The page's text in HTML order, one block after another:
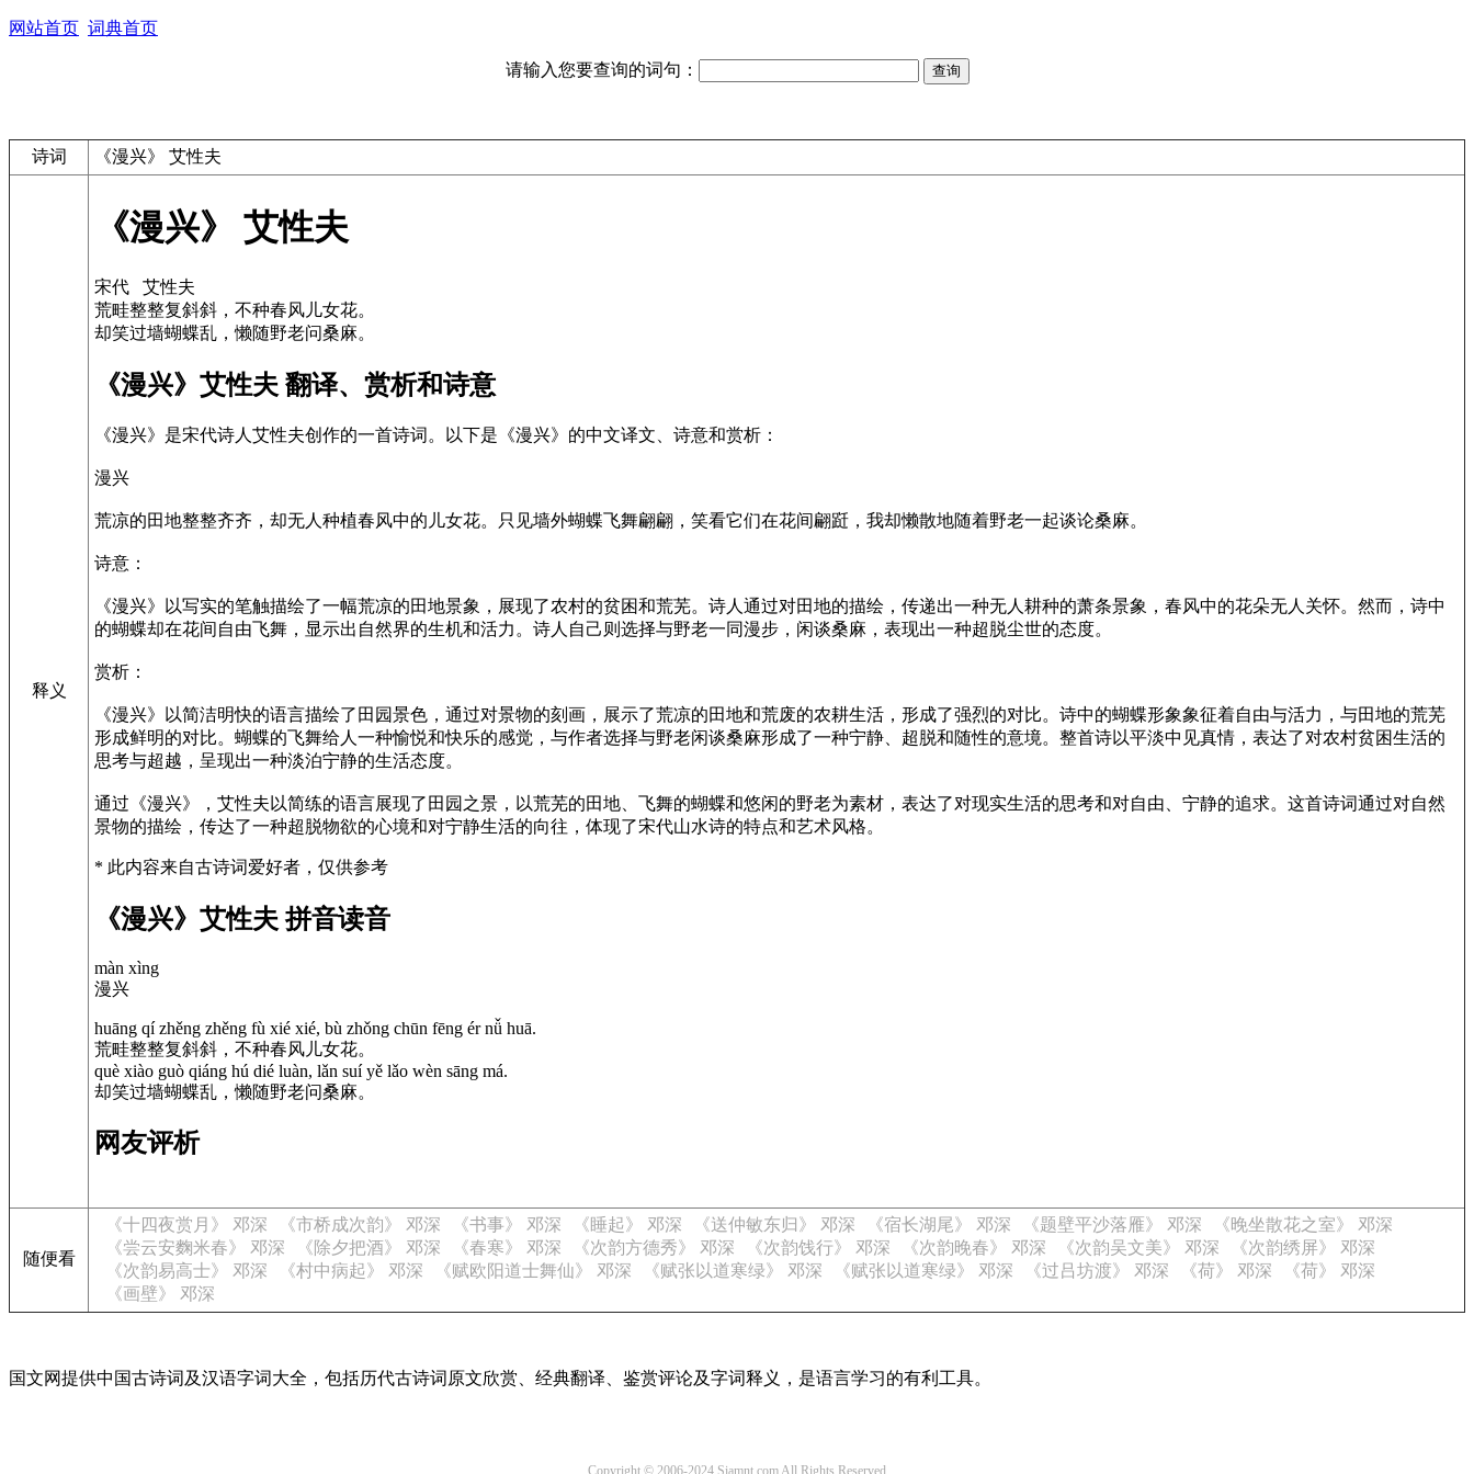
网站首页 词典首页
请输入您要查询的词句：
诗词 《漫兴》 艾性夫
释义
《漫兴》 艾性夫
宋代 艾性夫
荒畦整整复斜斜，不种春风儿女花。
却笑过墙蝴蝶乱，懒随野老问桑麻。
《漫兴》艾性夫 翻译、赏析和诗意
《漫兴》是宋代诗人艾性夫创作的一首诗词。以下是《漫兴》的中文译文、诗意和赏析：
漫兴
荒凉的田地整整齐齐，却无人种植春风中的儿女花。只见墙外蝴蝶飞舞翩翩，笑看它们在花间翩跹，我却懒散地随着野老一起谈论桑麻。
诗意：
《漫兴》以写实的笔触描绘了一幅荒凉的田地景象，展现了农村的贫困和荒芜。诗人通过对田地的描绘，传递出一种无人耕种的萧条景象，春风中的花朵无人关怀。然而，诗中
的蝴蝶却在花间自由飞舞，显示出自然界的生机和活力。诗人自己则选择与野老一同漫步，闲谈桑麻，表现出一种超脱尘世的态度。
赏析：
《漫兴》以简洁明快的语言描绘了田园景色，通过对景物的刻画，展示了荒凉的田地和荒废的农耕生活，形成了强烈的对比。诗中的蝴蝶形象象征着自由与活力，与田地的荒芜
形成鲜明的对比。蝴蝶的飞舞给人一种愉悦和快乐的感觉，与作者选择与野老闲谈桑麻形成了一种宁静、超脱和随性的意境。整首诗以平淡中见真情，表达了对农村贫困生活的
思考与超越，呈现出一种淡泊宁静的生活态度。
通过《漫兴》，艾性夫以简练的语言展现了田园之景，以荒芜的田地、飞舞的蝴蝶和悠闲的野老为素材，表达了对现实生活的思考和对自由、宁静的追求。这首诗词通过对自然
景物的描绘，传达了一种超脱物欲的心境和对宁静生活的向往，体现了宋代山水诗的特点和艺术风格。
* 此内容来自古诗词爱好者，仅供参考
《漫兴》艾性夫 拼音读音
màn xìng
漫兴
huāng qí zhěng zhěng fù xié xié, bù zhǒng chūn fēng ér nǚ huā.
荒畦整整复斜斜，不种春风儿女花。
què xiào guò qiáng hú dié luàn, lǎn suí yě lǎo wèn sāng má.
却笑过墙蝴蝶乱，懒随野老问桑麻。
网友评析
随便看
《十四夜赏月》 邓深 《市桥成次韵》 邓深 《书事》 邓深 《睡起》 邓深 《送仲敏东归》 邓深 《宿长湖尾》 邓深 《题壁平沙落雁》 邓深
《晚坐散花之室》 邓深
《尝云安麴米春》 邓深
《除夕把酒》 邓深 《春寒》 邓深 《次韵方德秀》 邓深 《次韵饯行》 邓深 《次韵晚春》 邓深 《次韵吴文美》 邓深
《次韵绣屏》 邓深
《次韵易高士》 邓深
《村中病起》 邓深 《赋欧阳道士舞仙》 邓深 《赋张以道寒绿》 邓深 《赋张以道寒绿》 邓深 《过吕坊渡》 邓深 《荷》 邓深
《荷》 邓深
《画壁》 邓深
国文网提供中国古诗词及汉语字词大全，包括历代古诗词原文欣赏、经典翻译、鉴赏评论及字词释义，是语言学习的有利工具。
Copyright © 2006-2024 Siamnt.com All Rights Reserved